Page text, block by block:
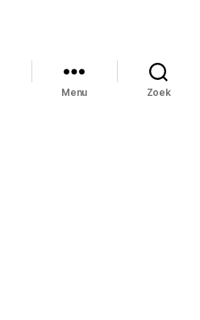
Menu Zoek